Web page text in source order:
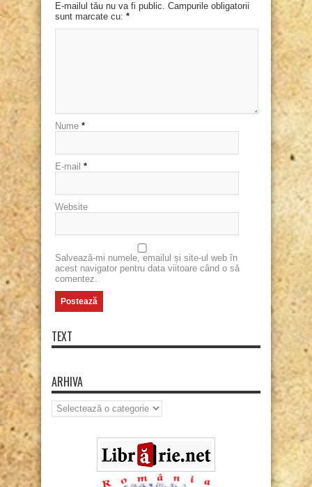
E-mailul tău nu va fi public. Campurile obligatorii
sunt marcate cu: *
Nume *
E-mail *
Website
Salvează-mi numele, emailul și site-ul web în
acest navigator pentru data viitoare când o să
comentez.
TEXT
ARHIVA
Arhiva